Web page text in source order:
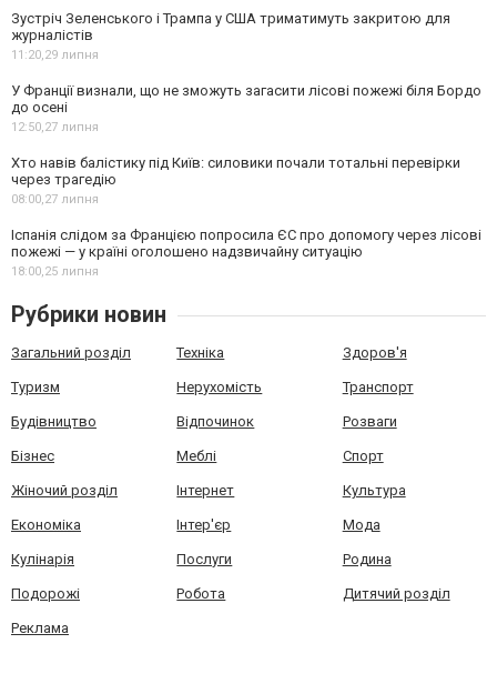
Зустріч Зеленського і Трампа у США триматимуть закритою для
журналістів
11:20,29 липня
У Франції визнали, що не зможуть загасити лісові пожежі біля Бордо
до осені
12:50,27 липня
Хто навів балістику під Київ: силовики почали тотальні перевірки
через трагедію
08:00,27 липня
Іспанія слідом за Францією попросила ЄС про допомогу через лісові
пожежі — у країні оголошено надзвичайну ситуацію
18:00,25 липня
Рубрики новин
Загальний розділ Техніка Здоров'я
Туризм Нерухомість Транспорт
Будівництво Відпочинок Розваги
Бізнес Меблі Спорт
Жіночий розділ Інтернет Культура
Економіка Інтер'єр Мода
Кулінарія Послуги Родина
Подорожі Робота Дитячий розділ
Реклама